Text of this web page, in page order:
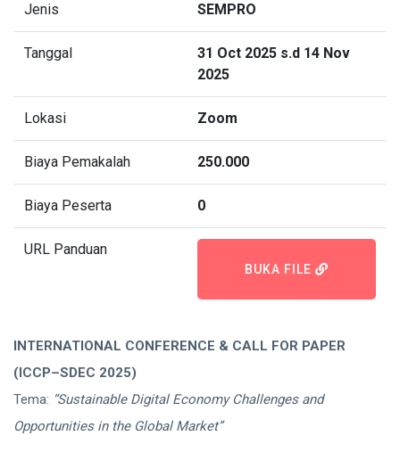
Jenis SEMPRO
Tanggal
31 Oct 2025 s.d 14 Nov
2025
Lokasi Zoom
Biaya Pemakalah 250.000
Biaya Peserta 0
URL Panduan
BUKA FILE
INTERNATIONAL CONFERENCE & CALL FOR PAPER
(ICCP–SDEC 2025)
Tema: “Sustainable Digital Economy Challenges and
Opportunities in the Global Market”